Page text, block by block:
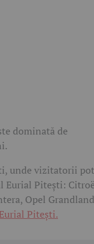
dominată de
unde vizitatorii pot
Eurial Pitești:
Opel
Eurial Pitești.